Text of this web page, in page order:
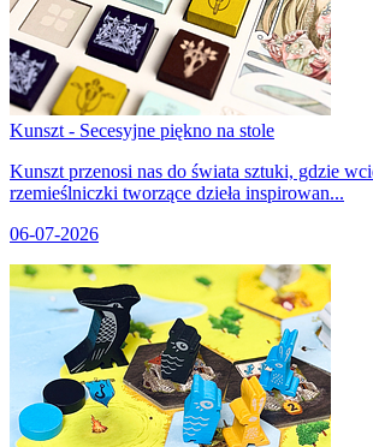
Kunszt - Secesyjne piękno na stole
Kunszt przenosi nas do świata sztuki, gdzie
rzemieślniczki tworzące dzieła inspirowan...
06-07-2026